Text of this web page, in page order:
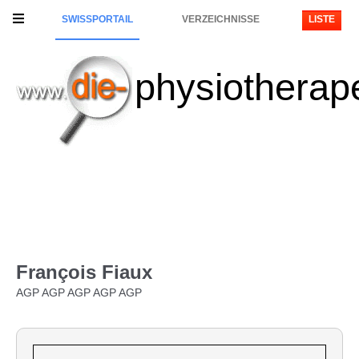
SWISSPORTAIL VERZEICHNISSE LISTE
François Fiaux
AGP AGP AGP AGP AGP